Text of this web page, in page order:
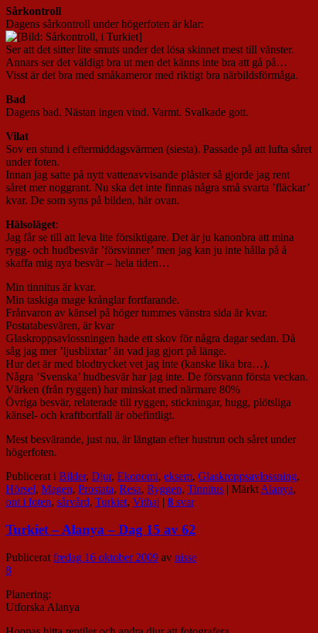
Sårkontroll
Dagens sårkontroll under högerfoten är klar:
Ser att det sitter lite smuts under det lösa skinnet mest till vänster.
Annars ser det väldigt bra ut men det känns inte bra att gå på…
Visst är det bra med småkameror med riktigt bra närbildsförmåga.
Bad
Dagens bad. Nästan ingen vind. Varmt. Svalkade gott.
Vilat
Sov en stund i eftermiddagsvärmen (siesta). Passade på att lufta såret
under foten.
Innan jag satte på nytt vattenavvisande plåster så gjorde jag rent
såret mer noggrant. Nu ska det inte finnas några små svarta ’fläckar’
kvar. De som syns på bilden, här ovan.
Hälsoläget:
Jag får se till att leva lite försiktigare. Det är ju kanonbra att mina
rygg- och hudbesvär ’försvinner’ men jag kan ju inte hålla på å
skaffa mig nya besvär – hela tiden…
Min tinnitus är kvar.
Min taskiga mage krånglar fortfarande.
Frånvaron av känsel på höger tummes vänstra sida är kvar.
Postatabesvären, är kvar
Glaskroppsavlossningen hade ett skov för några dagar sedan. Då
såg jag mer ’ljusblixtar’ än vad jag gjort på länge.
Hur det är med blodtrycket vet jag inte (kanske lika bra…).
Några ’Svenska’ hudbesvär har jag inte. De försvann första veckan.
Värken (från ryggen) har minskat med närmare 80%
Övriga besvär, relaterade till ryggen, stickningar, hugg, plötsliga
känsel- och kraftbortfall är obefintligt.
Mest besvärande, just nu, är längtan efter hustrun och såret under
högerfoten.
Publicerat i Bilder, Djur, Ekonomi, eksem, Glaskroppsavlossning,
Hörsel, Magen, Prostata, Resa, Ryggen, Tinnitus | Märkt Alanya,
ont i foten, sårvård, Turkiet, Vithaj | 8 svar
Turkiet – Alanya – Dag 15 av 62
Publicerat fredag 16 oktober 2009 av nisse
8
Planering:
Utforska Alanya